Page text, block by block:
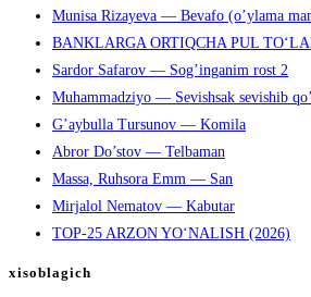
Munisa Rizayeva — Bevafo (o’ylama
BANKLARGA ORTIQCHA PUL
Sardor Safarov — Sog’inganim rost 2
Muhammadziyo — Sevishsak sevishib
G’aybulla Tursunov — Komila
Abror Do’stov — Telbaman
Massa, Ruhsora Emm — San
Mirjalol Nematov — Kabutar
TOP-25 ARZON YO‘NALISH (2026)
xisoblagich